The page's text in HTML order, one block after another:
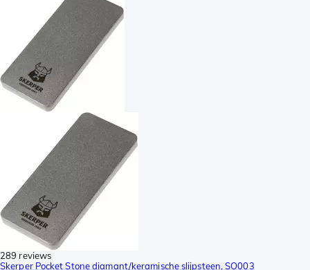
289 reviews
Skerper Pocket Stone diamant/keramische slijpsteen, SO003